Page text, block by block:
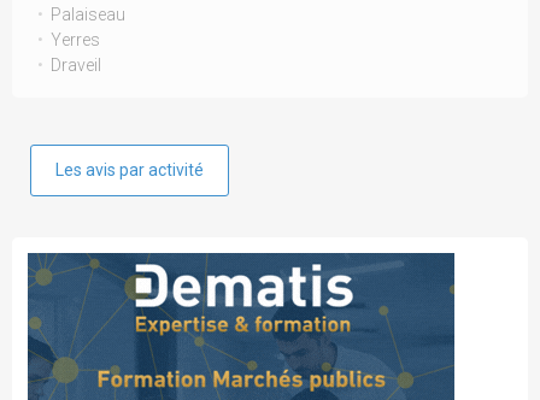
Palaiseau
Yerres
Draveil
Les avis par activité